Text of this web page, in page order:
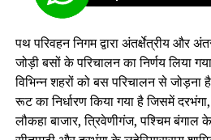
पथ परिवहन निगम द्वारा अंतर्क्षेत्रीय और
जोड़ी बसों के परिचालन का निर्णय लिया
विभिन्न शहरों को बस परिचालन से
रूट का निर्धारण किया गया है जिसमें
लौकहा बाजार, त्रिवेणीगंज, पश्चिम बंगाल